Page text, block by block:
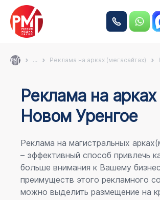
... Реклама на арках (мегасайтах)
Реклама на аркаx
Новом Уренгое
Реклама на магистральных
– эффективный способ привлечь
больше внимания к Вашему
преимуществ этого рекламного
можно выделить размещение на